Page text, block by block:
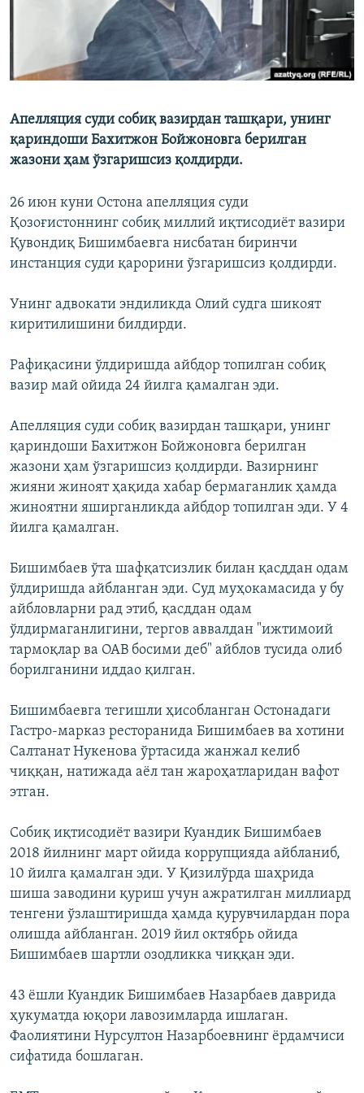
Апелляция суди собиқ вазирдан ташқари, унинг
қариндоши Бахитжон Бойжоновга берилган
жазони ҳам ўзгаришсиз қолдирди.
26 июн куни Остона апелляция суди
Қозоғистоннинг собиқ миллий иқтисодиёт вазири
Қувондиқ Бишимбаевга нисбатан биринчи
инстанция суди қарорини ўзгаришсиз қолдирди.
Унинг адвокати эндиликда Олий судга шикоят
киритилишини билдирди.
Рафиқасини ўлдиришда айбдор топилган собиқ
вазир май ойида 24 йилга қамалган эди.
Апелляция суди собиқ вазирдан ташқари, унинг
қариндоши Бахитжон Бойжоновга берилган
жазони ҳам ўзгаришсиз қолдирди. Вазирнинг
жияни жиноят ҳақида хабар бермаганлик ҳамда
жиноятни яширганликда айбдор топилган эди. У 4
йилга қамалган.
Бишимбаев ўта шафқатсизлик билан қасддан одам
ўлдиришда айбланган эди. Суд муҳокамасида у бу
айбловларни рад этиб, қасддан одам
ўлдирмаганлигини, тергов аввалдан "ижтимоий
тармоқлар ва ОАВ босими деб" айблов тусида олиб
борилганини иддао қилган.
Бишимбаевга тегишли ҳисобланган Остонадаги
Гастро-марказ ресторанида Бишимбаев ва хотини
Салтанат Нукенова ўртасида жанжал келиб
чиққан, натижада аёл тан жароҳатларидан вафот
этган.
Собиқ иқтисодиёт вазири Куандик Бишимбаев
2018 йилнинг март ойида коррупцияда айбланиб,
10 йилга қамалган эди. У Қизилўрда шаҳрида
шиша заводини қуриш учун ажратилган миллиард
тенгени ўзлаштиришда ҳамда қурувчилардан пора
олишда айбланган. 2019 йил октябрь ойида
Бишимбаев шартли озодликка чиққан эди.
43 ёшли Куандик Бишимбаев Назарбаев даврида
ҳукуматда юқори лавозимларда ишлаган.
Фаолиятини Нурсултон Назарбоевнинг ёрдамчиси
сифатида бошлаган.